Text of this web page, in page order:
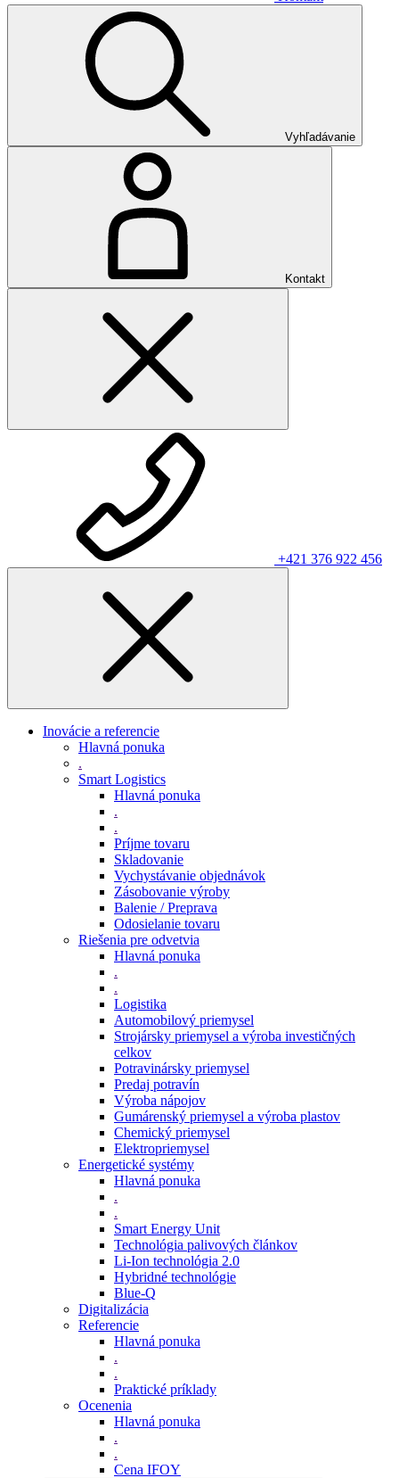
Vyhľadávanie
Kontakt
+421 376 922 456
Inovácie a referencie
Hlavná ponuka
.
Smart Logistics
Hlavná ponuka
.
.
Príjme tovaru
Skladovanie
Vychystávanie objednávok
Zásobovanie výroby
Balenie / Preprava
Odosielanie tovaru
Riešenia pre odvetvia
Hlavná ponuka
.
.
Logistika
Automobilový priemysel
Strojársky priemysel a výroba investičných
celkov
Potravinársky priemysel
Predaj potravín
Výroba nápojov
Gumárenský priemysel a výroba plastov
Chemický priemysel
Elektropriemysel
Energetické systémy
Hlavná ponuka
.
.
Smart Energy Unit
Technológia palivových článkov
Li-Ion technológia 2.0
Hybridné technológie
Blue-Q
Digitalizácia
Referencie
Hlavná ponuka
.
.
Praktické príklady
Ocenenia
Hlavná ponuka
.
.
Cena IFOY